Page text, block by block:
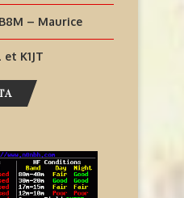
– Maurice
et K1JT